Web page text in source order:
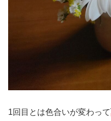
1回目とは色合いが変わって